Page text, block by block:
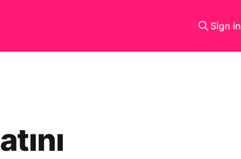
Sign in